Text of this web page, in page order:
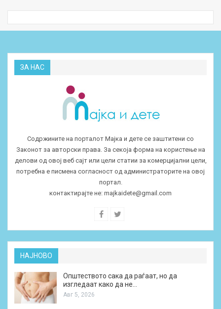
ЗА НАС
Содржините на порталот Мајка и дете се заштитени со
Законот за авторски права. За секоја форма на користење на
делови од овој веб сајт или цели статии за комерцијални цели,
потребна е писмена согласност од администраторите на овој
портал.
контактирајте не: majkaidete@gmail.com
НАЈНОВО
Општеството сака да раѓаат, но да
изгледаат како да не…
Авг 5, 2026